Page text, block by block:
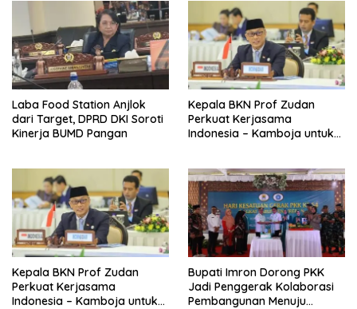
Laba Food Station Anjlok
dari Target, DPRD DKI Soroti
Kinerja BUMD Pangan
Kepala BKN Prof Zudan
Perkuat Kerjasama
Indonesia – Kamboja untuk
Kepala BKN Prof Zudan
Perkuat Kerjasama
Indonesia – Kamboja untuk
Bupati Imron Dorong PKK
Jadi Penggerak Kolaborasi
Pembangunan Menuju